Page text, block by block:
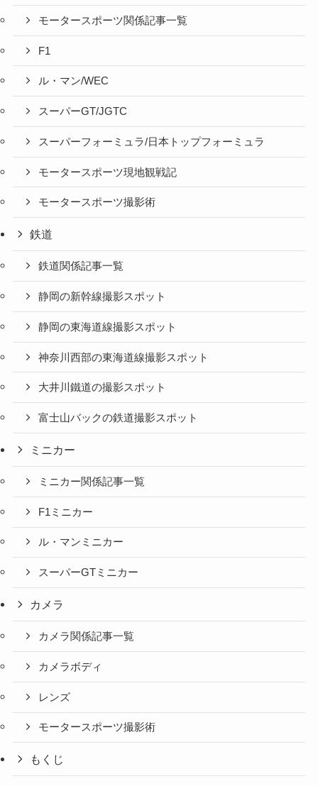
モータースポーツ関係記事一覧
F1
ル・マン/WEC
スーパーGT/JGTC
スーパーフォーミュラ/日本トップフォーミュラ
モータースポーツ現地観戦記
モータースポーツ撮影術
鉄道
鉄道関係記事一覧
静岡の新幹線撮影スポット
静岡の東海道線撮影スポット
神奈川西部の東海道線撮影スポット
大井川鐵道の撮影スポット
富士山バックの鉄道撮影スポット
ミニカー
ミニカー関係記事一覧
F1ミニカー
ル・マンミニカー
スーパーGTミニカー
カメラ
カメラ関係記事一覧
カメラボディ
レンズ
モータースポーツ撮影術
もくじ